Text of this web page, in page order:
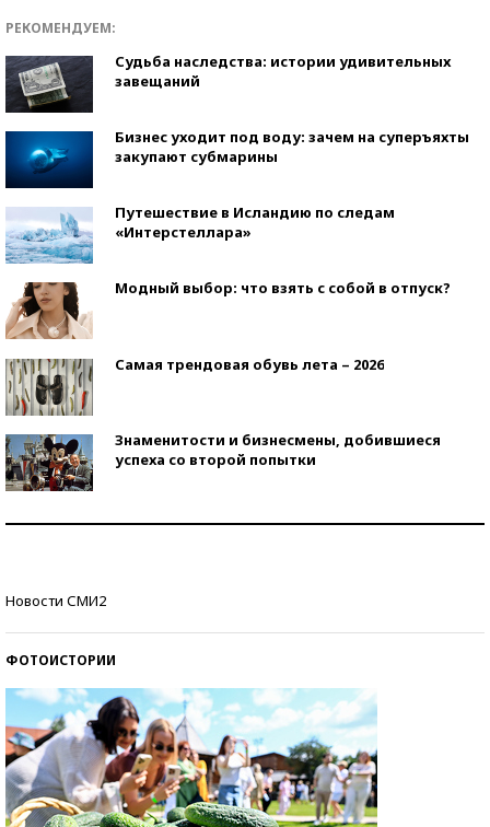
РЕКОМЕНДУЕМ:
Судьба наследства: истории удивительных
завещаний
Бизнес уходит под воду: зачем на суперъяхты
закупают субмарины
Путешествие в Исландию по следам
«Интерстеллара»
Модный выбор: что взять с собой в отпуск?
Самая трендовая обувь лета – 2026
Знаменитости и бизнесмены, добившиеся
успеха со второй попытки
Новости СМИ2
ФОТОИСТОРИИ